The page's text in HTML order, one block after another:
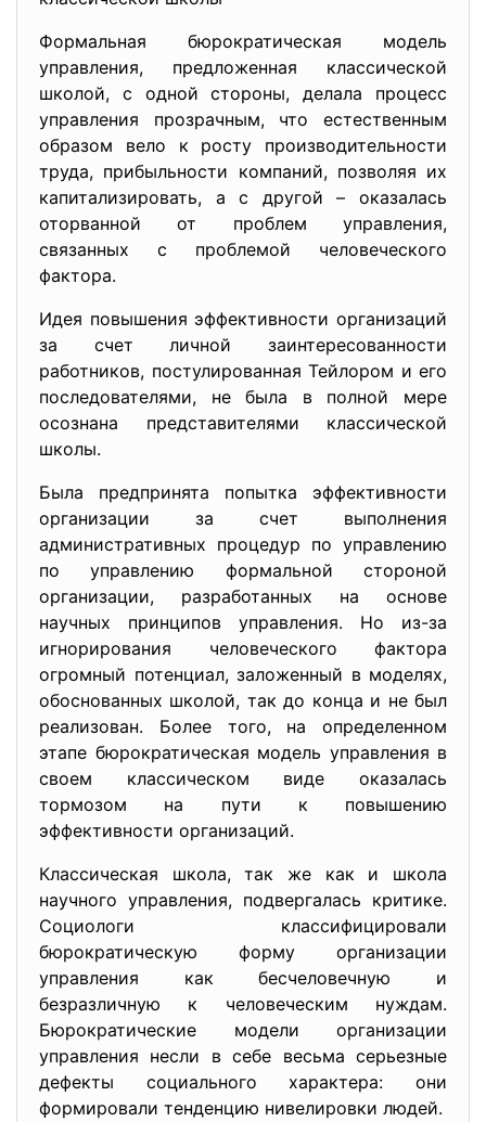
Формальная бюрократическая модель
управления, предложенная классической
школой, с одной стороны, делала процесс
управления прозрачным, что естественным
образом вело к росту производительности
труда, прибыльности компаний, позволяя их
капитализировать, а с другой – оказалась
оторванной от проблем управления,
связанных с проблемой человеческого
фактора.
Идея повышения эффективности организаций
за счет личной заинтересованности
работников, постулированная Тейлором и его
последователями, не была в полной мере
осознана представителями классической
школы.
Была предпринята попытка эффективности
организации за счет выполнения
административных процедур по управлению
по управлению формальной стороной
организации, разработанных на основе
научных принципов управления. Но из-за
игнорирования человеческого фактора
огромный потенциал, заложенный в моделях,
обоснованных школой, так до конца и не был
реализован. Более того, на определенном
этапе бюрократическая модель управления в
своем классическом виде оказалась
тормозом на пути к повышению
эффективности организаций.
Классическая школа, так же как и школа
научного управления, подвергалась критике.
Социологи классифицировали
бюрократическую форму организации
управления как бесчеловечную и
безразличную к человеческим нуждам.
Бюрократические модели организации
управления несли в себе весьма серьезные
дефекты социального характера: они
формировали тенденцию нивелировки людей.